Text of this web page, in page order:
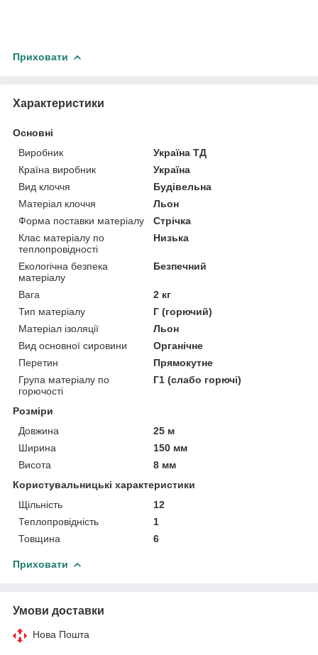
Приховати
Характеристики
Основні
Виробник
Україна ТД
Країна виробник
Україна
Вид клоччя
Будівельна
Матеріал клоччя
Льон
Форма поставки матеріалу
Стрічка
Клас матеріалу по
теплопровідності
Низька
Екологічна безпека
матеріалу
Безпечний
Вага
2 кг
Тип матеріалу
Г (горючий)
Матеріал ізоляції
Льон
Вид основної сировини
Органічне
Перетин
Прямокутне
Група матеріалу по
горючості
Г1 (слабо горючі)
Розміри
Довжина
25 м
Ширина
150 мм
Висота
8 мм
Користувальницькі характеристики
Щільність
12
Теплопровідність
1
Товщина
6
Приховати
Умови доставки
Нова Пошта